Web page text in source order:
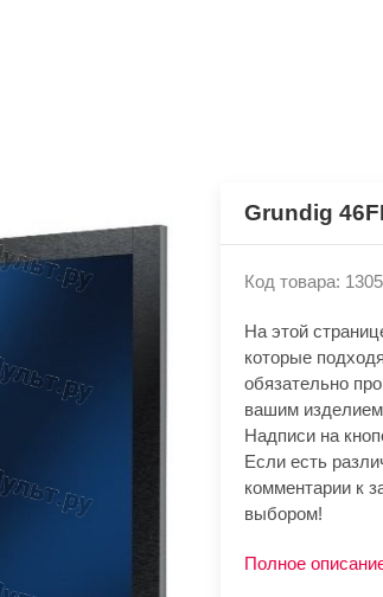
Grundig
Код товара:
На этой
которые
обязательно
вашим
Надписи на
Если есть
комментарии к
выбором!
Полное